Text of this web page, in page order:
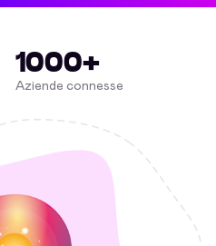
1000+
Aziende connesse